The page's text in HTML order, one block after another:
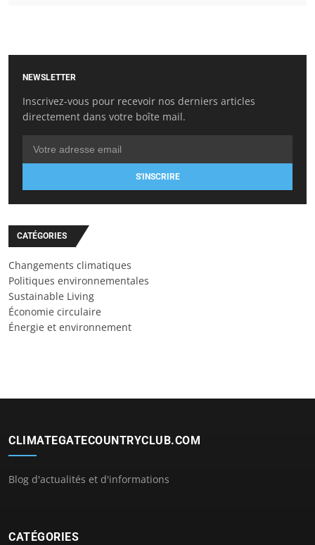
NEWSLETTER
Inscrivez-vous pour recevoir nos derniers articles
directement dans votre boîte mail.
S'INSCRIRE
CATÉGORIES
Changements climatiques
Politiques environnementales
Sustainable Living
Économie circulaire
Énergie et environnement
CLIMATEGATECOUNTRYCLUB.COM
Blog d'actualités et d'informations
CATÉGORIES